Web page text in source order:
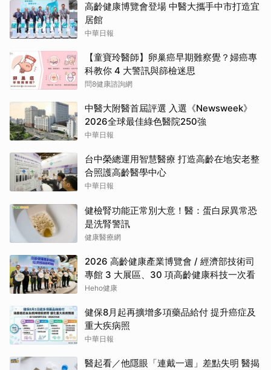
高齡健康博覽會登場 中醫大攜手中市打造宜
居館
中華日報
【童寶玲醫師】卵巢癌早期難察覺？婦癌專
科教你 4 大警訊與篩檢迷思
問8健康諮詢網
中醫大附醫首屆評選 入選《Newsweek》
2026全球最佳綠色醫院250強
中華日報
台中榮總運用智慧醫療 打造高齡在地安老整
合照護高齡醫學中心
中華日報
健檢腎功能正常別大意！醫：蛋白尿異常恐
是洗腎警訊
健康醫療網
2026 高齡健康產業博覽會 / 經濟部技術司
專館 3 大展區、30 項高齡健康科技一次看
Heho健康
健保8月起再擴增多項藥品給付 提升癌症及
重大疾病照
中華日報
醫起看／他隱眼「連戴一週」差點失明 醫揭